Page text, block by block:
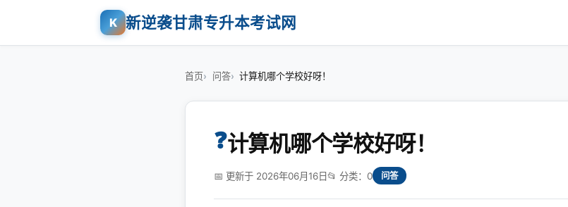
K 新逆袭甘肃专升本考试网
首页 问答 计算机哪个学校好呀！
❓计算机哪个学校好呀！
📅 更新于 2026年06月16日📂 分类：0 问答